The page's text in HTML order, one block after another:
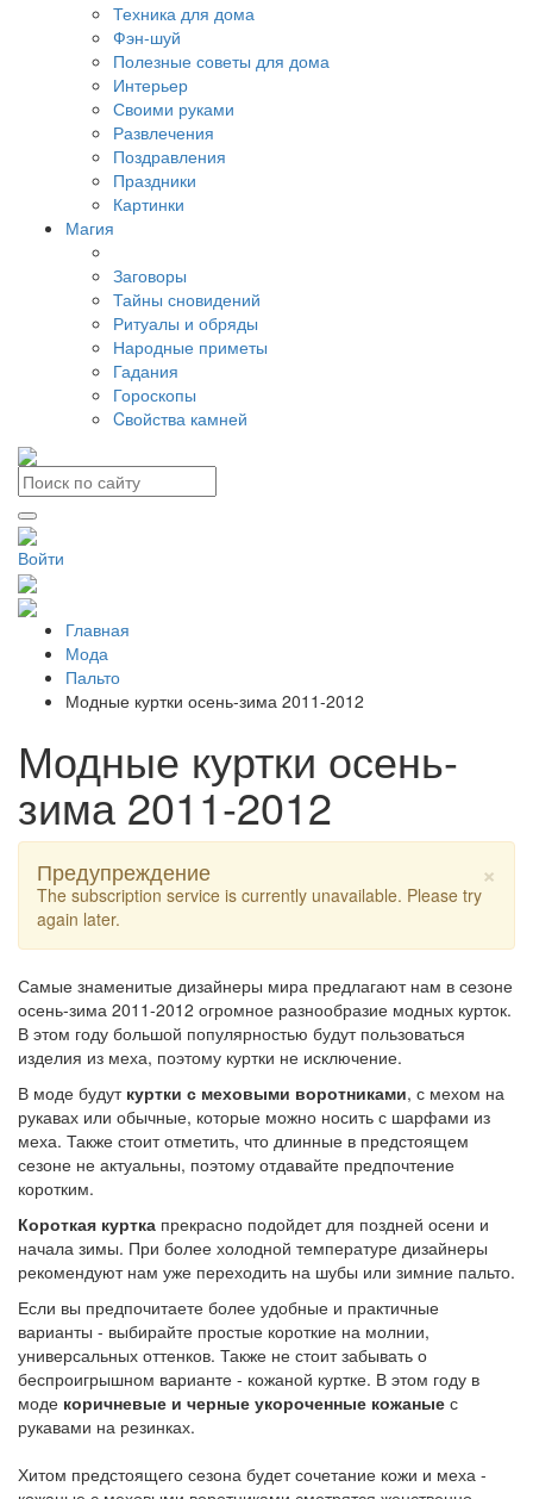
Техника для дома
Фэн-шуй
Полезные советы для дома
Интерьер
Своими руками
Развлечения
Поздравления
Праздники
Картинки
Магия
Заговоры
Тайны сновидений
Ритуалы и обряды
Народные приметы
Гадания
Гороскопы
Cвойства камней
Войти
Главная
Мода
Пальто
Модные куртки осень-зима 2011-2012
Модные куртки осень-
зима 2011-2012
×
Предупреждение
The subscription service is currently unavailable. Please try
again later.
Самые знаменитые дизайнеры мира предлагают нам в сезоне
осень-зима 2011-2012 огромное разнообразие модных курток.
В этом году большой популярностью будут пользоваться
изделия из меха, поэтому куртки не исключение.
В моде будут куртки с меховыми воротниками, с мехом на
рукавах или обычные, которые можно носить с шарфами из
меха. Также стоит отметить, что длинные в предстоящем
сезоне не актуальны, поэтому отдавайте предпочтение
коротким.
Короткая куртка прекрасно подойдет для поздней осени и
начала зимы. При более холодной температуре дизайнеры
рекомендуют нам уже переходить на шубы или зимние пальто.
Если вы предпочитаете более удобные и практичные
варианты - выбирайте простые короткие на молнии,
универсальных оттенков. Также не стоит забывать о
беспроигрышном варианте - кожаной куртке. В этом году в
моде коричневые и черные укороченные кожаные с
рукавами на резинках.
Хитом предстоящего сезона будет сочетание кожи и меха -